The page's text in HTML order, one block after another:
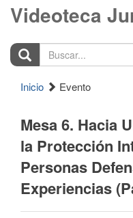
Videoteca
Buscar...
Inicio Evento
Mesa 6. Hacia
la Protección
Personas
Experiencias